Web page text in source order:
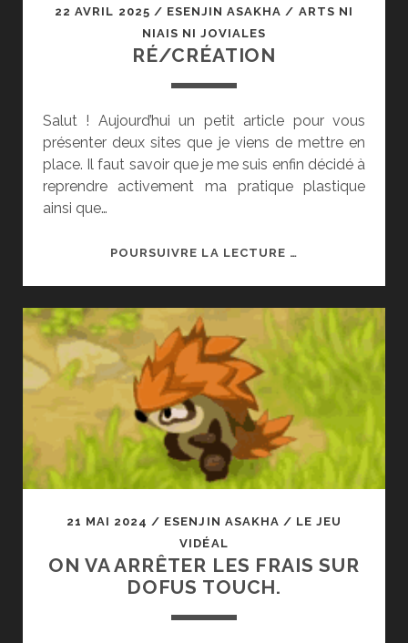
22 AVRIL 2025 / ESENJIN ASAKHA / ARTS NI
NIAIS NI JOVIALES
RÉ/CRÉATION
Salut ! Aujourd’hui un petit article pour vous
présenter deux sites que je viens de mettre en
place. Il faut savoir que je me suis enfin décidé à
reprendre activement ma pratique plastique
ainsi que…
POURSUIVRE LA LECTURE …
21 MAI 2024 / ESENJIN ASAKHA / LE JEU
VIDÉAL
ON VA ARRÊTER LES FRAIS SUR
DOFUS TOUCH.